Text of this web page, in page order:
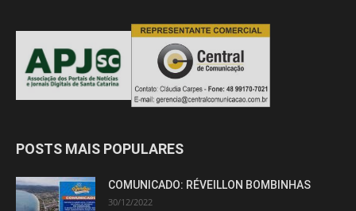
POSTS MAIS POPULARES
COMUNICADO: RÉVEILLON BOMBINHAS
30/12/2022